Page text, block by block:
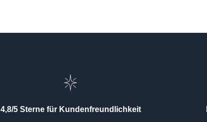
4,8/5 Sterne für Kundenfreundlichkeit